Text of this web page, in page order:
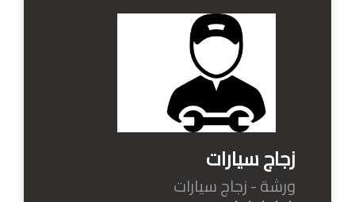
زجاج سيارات
ورشة - زجاج سيارات